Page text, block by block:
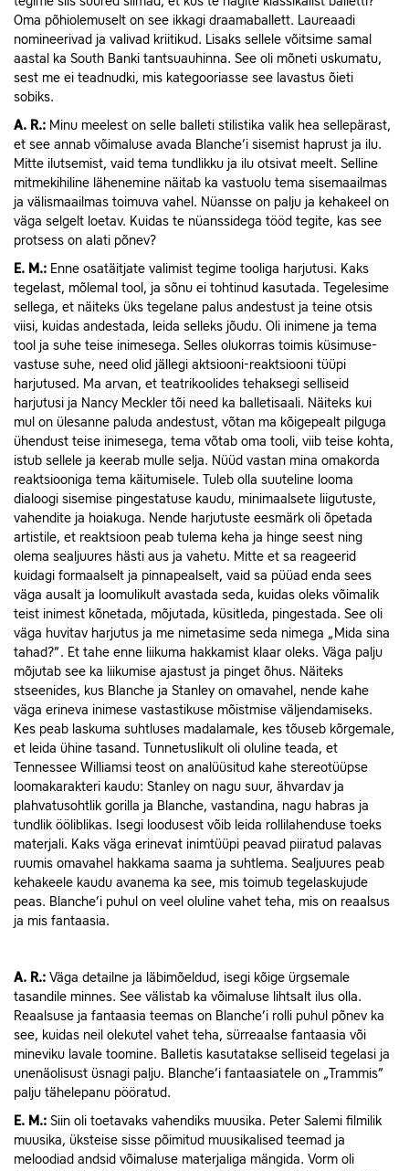
Oma põhiolemuselt on see ikkagi draamaballett. Laureaadi
nomineerivad ja valivad kriitikud. Lisaks sellele võitsime samal
aastal ka South Banki tantsuauhinna. See oli mõneti uskumatu,
sest me ei teadnudki, mis kategooriasse see lavastus õieti
sobiks.
A. R.: Minu meelest on selle balleti stilistika valik hea sellepärast,
et see annab võimaluse avada Blanche’i sisemist haprust ja ilu.
Mitte ilutsemist, vaid tema tundlikku ja ilu otsivat meelt. Selline
mitmekihiline lähenemine näitab ka vastuolu tema sisemaailmas
ja välismaailmas toimuva vahel. Nüansse on palju ja kehakeel on
väga selgelt loetav. Kuidas te nüanssidega tööd tegite, kas see
protsess on alati põnev?
E. M.: Enne osatäitjate valimist tegime tooliga harjutusi. Kaks
tegelast, mõlemal tool, ja sõnu ei tohtinud kasutada. Tegelesime
sellega, et näiteks üks tegelane palus andestust ja teine otsis
viisi, kuidas andestada, leida selleks jõudu. Oli inimene ja tema
tool ja suhe teise inimesega. Selles olukorras toimis küsimuse-
vastuse suhe, need olid jällegi aktsiooni-reaktsiooni tüüpi
harjutused. Ma arvan, et teatrikoolides tehaksegi selliseid
harjutusi ja Nancy Meckler tõi need ka balletisaali. Näiteks kui
mul on ülesanne paluda andestust, võtan ma kõigepealt pilguga
ühendust teise inimesega, tema võtab oma tooli, viib teise kohta,
istub sellele ja keerab mulle selja. Nüüd vastan mina omakorda
reaktsiooniga tema käitumisele. Tuleb olla suuteline looma
dialoogi sisemise pingestatuse kaudu, minimaalsete liigutuste,
vahendite ja hoiakuga. Nende harjutuste eesmärk oli õpetada
artistile, et reaktsioon peab tulema keha ja hinge seest ning
olema sealjuures hästi aus ja vahetu. Mitte et sa reageerid
kuidagi formaalselt ja pinnapealselt, vaid sa püüad enda sees
väga ausalt ja loomulikult avastada seda, kuidas oleks võimalik
teist inimest kõnetada, mõjutada, küsitleda, pingestada. See oli
väga huvitav harjutus ja me nimetasime seda nimega „Mida sina
tahad?”. Et tahe enne liikuma hakkamist klaar oleks. Väga palju
mõjutab see ka liikumise ajastust ja pinget õhus. Näiteks
stseenides, kus Blan­che ja Stanley on omavahel, nende kahe
väga erineva inimese vastastikuse mõistmise väljendamiseks.
Kes peab laskuma suhtluses madalamale, kes tõuseb kõrgemale,
et leida ühine tasand. Tunnetuslikult oli oluline teada, et
Tennessee Williamsi teost on analüüsitud kahe stereotüüpse
loomakarakteri kaudu: Stanley on nagu suur, ähvardav ja
plahvatusohtlik gorilla ja Blan­che, vastandina, nagu habras ja
tundlik ööliblikas. Isegi loodusest võib leida rollilahenduse toeks
materjali. Kaks väga erinevat inimtüüpi peavad piiratud palavas
ruumis omavahel hakkama saama ja suhtlema. Sealjuures peab
kehakeele kaudu avanema ka see, mis toimub tegelaskujude
peas. Blanche’i puhul on veel oluline vahet teha, mis on reaalsus
ja mis fantaasia.
A. R.: Väga detailne ja läbimõeldud, isegi kõige ürgsemale
tasandile minnes. See välistab ka võimaluse lihtsalt ilus olla.
Reaalsuse ja fantaasia teemas on Blanche’i rolli puhul põnev ka
see, kuidas neil olekutel vahet teha, sürreaalse fantaasia või
mineviku lavale toomine. Balletis kasutatakse selliseid tegelasi ja
unenäolisust üsnagi palju. Blanche’i fantaasiatele on „Trammis”
palju tähelepanu pööratud.
E. M.: Siin oli toetavaks vahendiks muusika. Peter Salemi filmilik
muusika, üksteise sisse põimitud muusikalised teemad ja
meloodiad andsid võimaluse materjaliga mängida. Vorm oli